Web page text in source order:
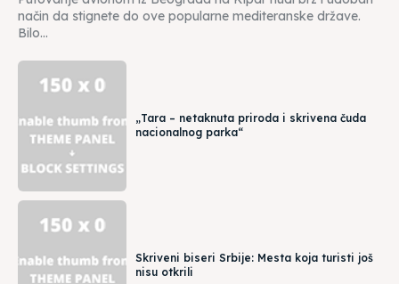
način da stignete do ove popularne mediteranske države.
Bilo...
„Tara – netaknuta priroda i skrivena čuda
nacionalnog parka“
Skriveni biseri Srbije: Mesta koja turisti još
nisu otkrili